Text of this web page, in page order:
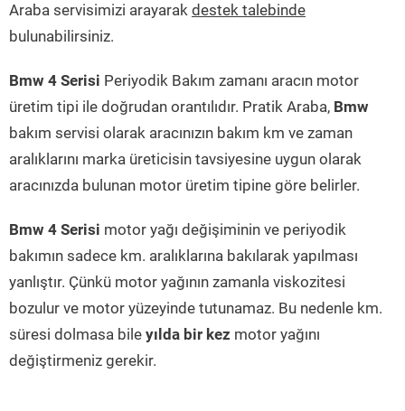
Araba servisimizi arayarak destek talebinde
bulunabilirsiniz.
Bmw 4 Serisi Periyodik Bakım zamanı aracın motor
üretim tipi ile doğrudan orantılıdır. Pratik Araba, Bmw
bakım servisi olarak aracınızın bakım km ve zaman
aralıklarını marka üreticisin tavsiyesine uygun olarak
aracınızda bulunan motor üretim tipine göre belirler.
Bmw 4 Serisi motor yağı değişiminin ve periyodik
bakımın sadece km. aralıklarına bakılarak yapılması
yanlıştır. Çünkü motor yağının zamanla viskozitesi
bozulur ve motor yüzeyinde tutunamaz. Bu nedenle km.
süresi dolmasa bile yılda bir kez motor yağını
değiştirmeniz gerekir.